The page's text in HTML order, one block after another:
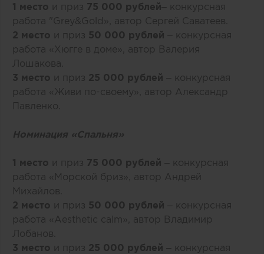
1 место и приз 75 000 рублей– конкурсная
работа
"Grey&Gold», автор Сергей Саватеев.
2 место и приз 50 000 рублей – конкурсная
работа «Хюгге в доме», автор Валерия
Лошакова.
3 место и приз 25 000 рублей – конкурсная
работа «Живи по-своему» , автор Александр
Павленко.
Номинация «Спальня»
1 место и приз 75 000 рублей – конкурсная
работа «Морской бриз» , автор Андрей
Михайлов.
2 место и приз 50 000 рублей – конкурсная
работа «Aesthetic calm» , автор Владимир
Лобанов.
3 место и приз 25 000 рублей – конкурсная